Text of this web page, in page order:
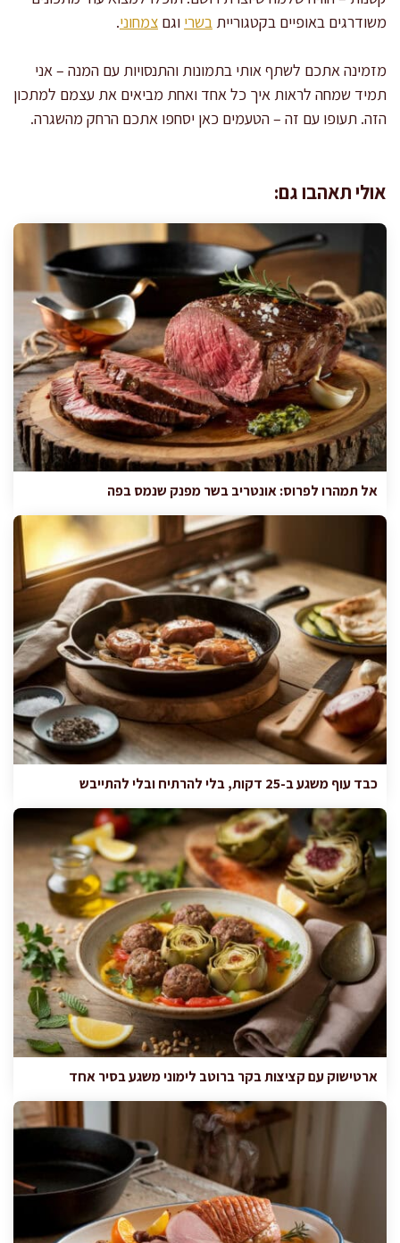
משודרגים באופיים בקטגוריית בשרי וגם צמחוני.
מזמינה אתכם לשתף אותי בתמונות והתנסויות עם המנה – אני
תמיד שמחה לראות איך כל אחד ואחת מביאים את עצמם למתכון
הזה. תעופו עם זה – הטעמים כאן יסחפו אתכם הרחק מהשגרה.
אולי תאהבו גם:
אל תמהרו לפרוס: אונטריב בשר מפנק שנמס בפה
כבד עוף משגע ב-25 דקות, בלי להרתיח ובלי להתייבש
ארטישוק עם קציצות בקר ברוטב לימוני משגע בסיר אחד